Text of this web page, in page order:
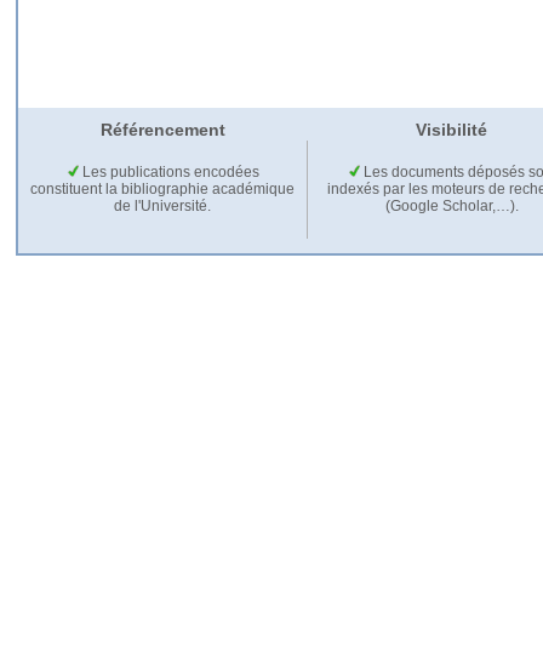
Référencement Visibilité
Les publications encodées
constituent la bibliographie académique
de l'Université.
Les documents déposés
indexés par les moteurs de
(Google Scholar,…).